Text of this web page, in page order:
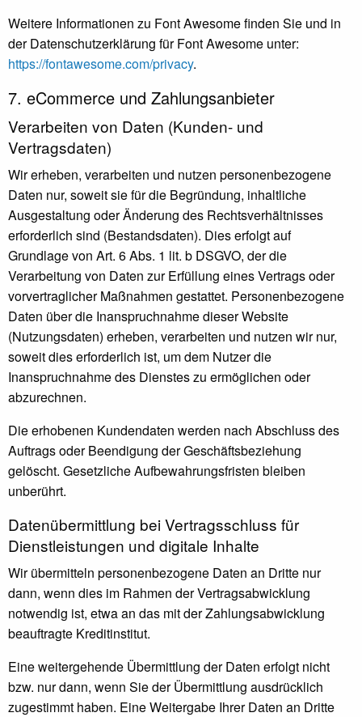
Weitere Informationen zu Font Awesome finden Sie und in
der Datenschutzerklärung für Font Awesome unter:
https://fontawesome.com/privacy.
7. eCommerce und Zahlungs­anbieter
Verarbeiten von Daten (Kunden- und
Vertragsdaten)
Wir erheben, verarbeiten und nutzen personenbezogene
Daten nur, soweit sie für die Begründung, inhaltliche
Ausgestaltung oder Änderung des Rechtsverhältnisses
erforderlich sind (Bestandsdaten). Dies erfolgt auf
Grundlage von Art. 6 Abs. 1 lit. b DSGVO, der die
Verarbeitung von Daten zur Erfüllung eines Vertrags oder
vorvertraglicher Maßnahmen gestattet. Personenbezogene
Daten über die Inanspruchnahme dieser Website
(Nutzungsdaten) erheben, verarbeiten und nutzen wir nur,
soweit dies erforderlich ist, um dem Nutzer die
Inanspruchnahme des Dienstes zu ermöglichen oder
abzurechnen.
Die erhobenen Kundendaten werden nach Abschluss des
Auftrags oder Beendigung der Geschäftsbeziehung
gelöscht. Gesetzliche Aufbewahrungsfristen bleiben
unberührt.
Daten­übermittlung bei Vertragsschluss für
Dienstleistungen und digitale Inhalte
Wir übermitteln personenbezogene Daten an Dritte nur
dann, wenn dies im Rahmen der Vertragsabwicklung
notwendig ist, etwa an das mit der Zahlungsabwicklung
beauftragte Kreditinstitut.
Eine weitergehende Übermittlung der Daten erfolgt nicht
bzw. nur dann, wenn Sie der Übermittlung ausdrücklich
zugestimmt haben. Eine Weitergabe Ihrer Daten an Dritte